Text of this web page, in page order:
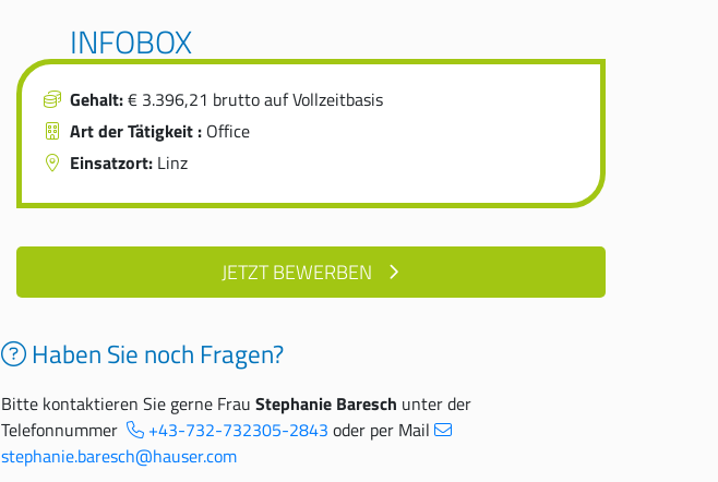
INFOBOX
Gehalt:€ 3.396,21 brutto auf Vollzeitbasis
Art der Tätigkeit :Office
Einsatzort:Linz
JETZT BEWERBEN
Haben Sie noch Fragen?
Bitte kontaktieren Sie gerne Frau Stephanie Baresch unter der
Telefonnummer
+43-732-732305-2843 oder per Mail
stephanie.baresch@hauser.com